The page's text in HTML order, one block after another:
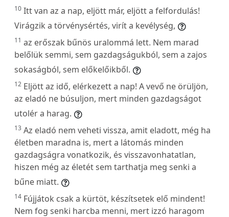
10 Itt van az a nap, eljött már, eljött a felfordulás!
Virágzik a törvénysértés, virít a kevélység,
11 az erőszak bűnös uralommá lett. Nem marad
belőlük semmi, sem gazdagságukból, sem a zajos
sokaságból, sem előkelőikből.
12 Eljött az idő, elérkezett a nap! A vevő ne örüljön,
az eladó ne búsuljon, mert minden gazdagságot
utolér a harag.
13 Az eladó nem veheti vissza, amit eladott, még ha
életben maradna is, mert a látomás minden
gazdagságra vonatkozik, és visszavonhatatlan,
hiszen még az életét sem tarthatja meg senki a
bűne miatt.
14 Fújjátok csak a kürtöt, készítsetek elő mindent!
Nem fog senki harcba menni, mert izzó haragom